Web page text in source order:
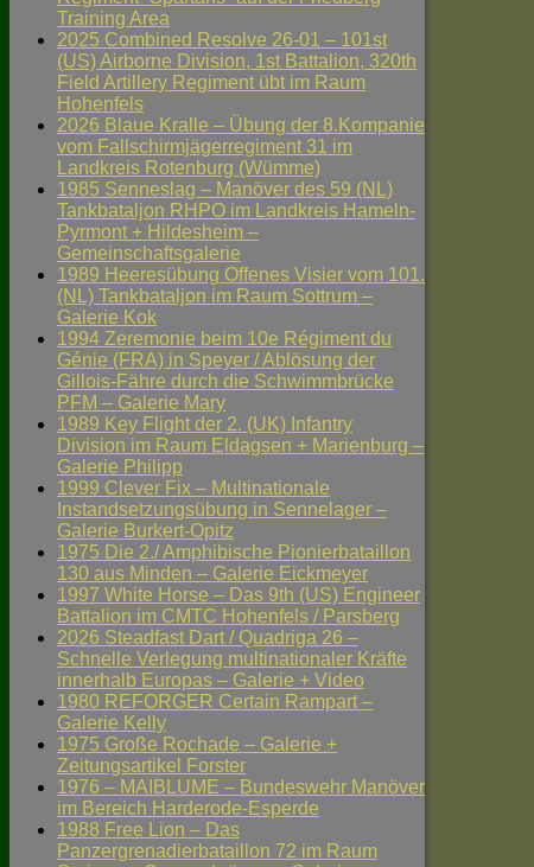
Training Area
2025 Combined Resolve 26-01 – 101st
(US) Airborne Division, 1st Battalion, 320th
Field Artillery Regiment übt im Raum
Hohenfels
2026 Blaue Kralle – Übung der 8.Kompanie
vom Fallschirmjägerregiment 31 im
Landkreis Rotenburg (Wümme)
1985 Senneslag – Manöver des 59 (NL)
Tankbataljon RHPO im Landkreis Hameln-
Pyrmont + Hildesheim –
Gemeinschaftsgalerie
1989 Heeresübung Offenes Visier vom 101.
(NL) Tankbataljon im Raum Sottrum –
Galerie Kok
1994 Zeremonie beim 10e Régiment du
Génie (FRA) in Speyer / Ablösung der
Gillois-Fähre durch die Schwimmbrücke
PFM – Galerie Mary
1989 Key Flight der 2. (UK) Infantry
Division im Raum Eldagsen + Marienburg –
Galerie Philipp
1999 Clever Fix – Multinationale
Instandsetzungsübung in Sennelager –
Galerie Burkert-Opitz
1975 Die 2./ Amphibische Pionierbataillon
130 aus Minden – Galerie Eickmeyer
1997 White Horse – Das 9th (US) Engineer
Battalion im CMTC Hohenfels / Parsberg
2026 Steadfast Dart / Quadriga 26 –
Schnelle Verlegung multinationaler Kräfte
innerhalb Europas – Galerie + Video
1980 REFORGER Certain Rampart –
Galerie Kelly
1975 Große Rochade – Galerie +
Zeitungsartikel Forster
1976 – MAIBLUME – Bundeswehr Manöver
im Bereich Harderode-Esperde
1988 Free Lion – Das
Panzergrenadierbataillon 72 im Raum